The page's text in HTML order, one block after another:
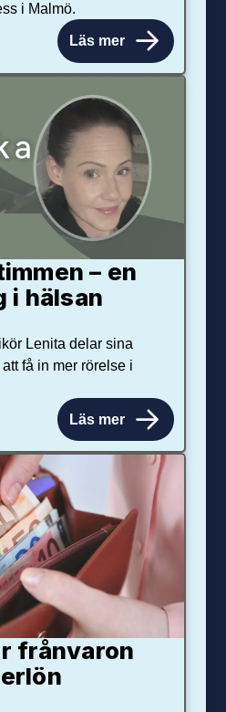
i Malmö.
Läs mer
– en
i hälsan
Lenita delar sina
få in mer rörelse i
Läs mer
från­varon